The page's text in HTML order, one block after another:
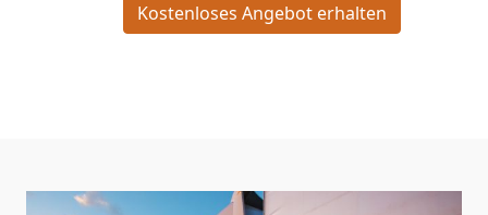
Kostenloses Angebot erhalten